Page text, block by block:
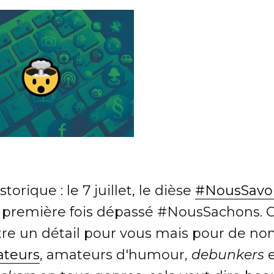
: le 7 juillet, le dièse
fois dépassé #NousSachons.
un détail pour vous mais pour de
, amateurs d'humour, debunkers